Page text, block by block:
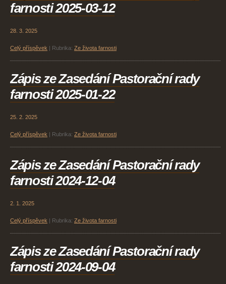
farnosti 2025-03-12
28. 3. 2025
Celý příspěvek Rubrika: Ze života farnosti
Zápis ze Zasedání Pastorační rady
farnosti 2025-01-22
25. 2. 2025
Celý příspěvek Rubrika: Ze života farnosti
Zápis ze Zasedání Pastorační rady
farnosti 2024-12-04
2. 1. 2025
Celý příspěvek Rubrika: Ze života farnosti
Zápis ze Zasedání Pastorační rady
farnosti 2024-09-04